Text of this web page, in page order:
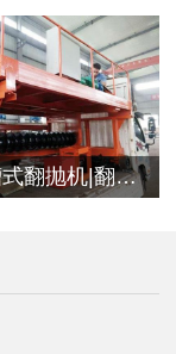
3米整槽式翻抛机|翻堆机发往浙江客户